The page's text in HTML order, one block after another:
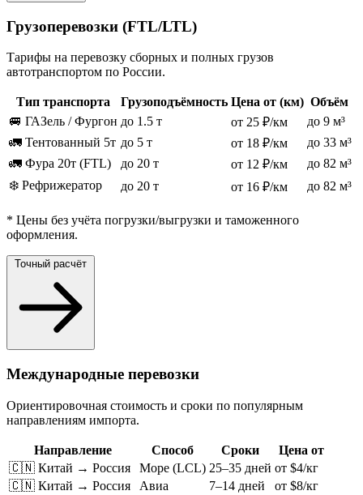
Грузоперевозки (FTL/LTL)
Тарифы на перевозку сборных и полных грузов
автотранспортом по России.
Тип транспорта Грузоподъёмность Цена от (км) Объём
🚐 ГАЗель / Фургон до 1.5 т от 25 ₽/км
до 9 м³
🚛 Тентованный 5т до 5 т от 18 ₽/км
до 33 м³
🚛 Фура 20т (FTL)
до 20 т от 12 ₽/км
до 82 м³
❄️ Рефрижератор
до 20 т от 16 ₽/км до 82 м³
* Цены без учёта погрузки/выгрузки и таможенного
оформления.
Точный расчёт
Международные перевозки
Ориентировочная стоимость и сроки по популярным
направлениям импорта.
Направление Способ Сроки
Цена от
🇨🇳 Китай → Россия
Море (LCL) 25–35 дней от $4/кг
🇨🇳 Китай → Россия
Авиа 7–14 дней
от $8/кг